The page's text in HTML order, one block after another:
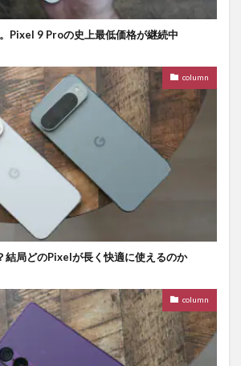
Pixel 9 Proの史上最低価格が継続中
column
結局どのPixelが長く快適に使えるのか
column